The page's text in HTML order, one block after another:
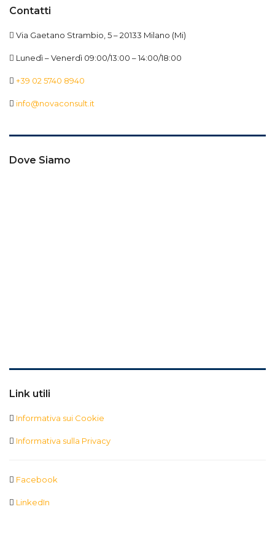
Contatti
Via Gaetano Strambio, 5 – 20133 Milano (Mi)
Lunedì – Venerdì 09:00/13:00 – 14:00/18:00
+39 02 5740 8940
info@novaconsult.it
Dove Siamo
Link utili
Informativa sui Cookie
Informativa sulla Privacy
Facebook
LinkedIn